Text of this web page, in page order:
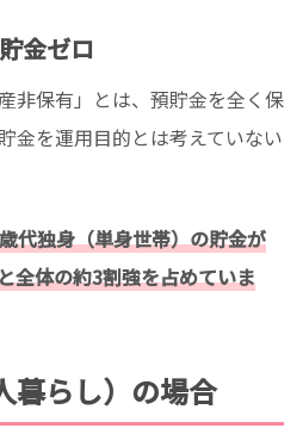
金ゼロ
非保有」とは、預貯金を全く保
金を運用目的とは考えていない
代独身（単身世帯）の貯金が
全体の約3割強を占めていま
暮らし）の場合